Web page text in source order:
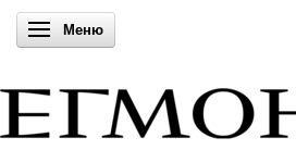
Включи навигацията
Меню